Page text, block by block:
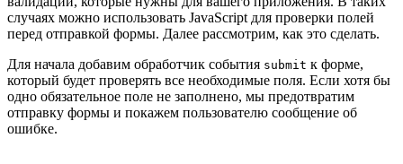
случаях можно использовать JavaScript для проверки полей
перед отправкой формы. Далее рассмотрим, как это сделать.
Для начала добавим обработчик события submit к форме,
который будет проверять все необходимые поля. Если хотя бы
одно обязательное поле не заполнено, мы предотвратим
отправку формы и покажем пользователю сообщение об
ошибке.